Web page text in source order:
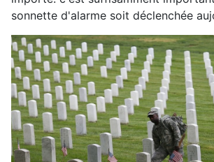
sonnette d'alarme soit déclenchée